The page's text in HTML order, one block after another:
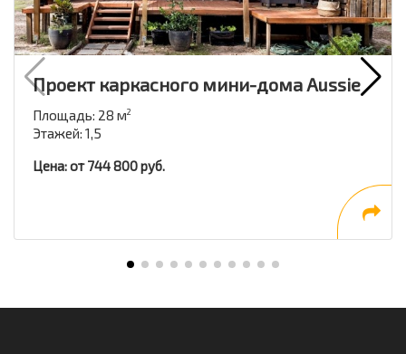
Проект каркасного мини-дома Aussie
Площадь: 28 м2
Этажей: 1,5
Цена: от 744 800 руб.